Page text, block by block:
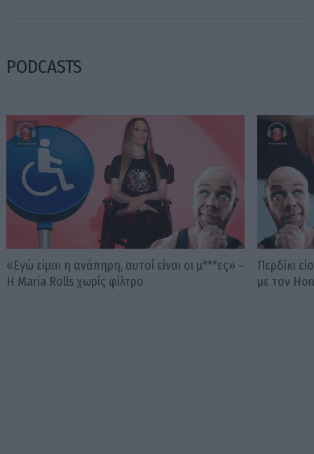
PODCASTS
«Εγώ είμαι η ανάπηρη, αυτοί είναι οι μ***ες» –
Η Maria Rolls χωρίς φίλτρο
Περδίκι
με τον